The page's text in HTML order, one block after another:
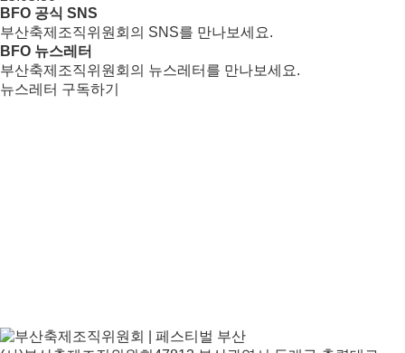
BFO 공식 SNS
부산축제조직위원회의 SNS를 만나보세요.
BFO 뉴스레터
부산축제조직위원회의 뉴스레터를 만나보세요.
뉴스레터 구독하기